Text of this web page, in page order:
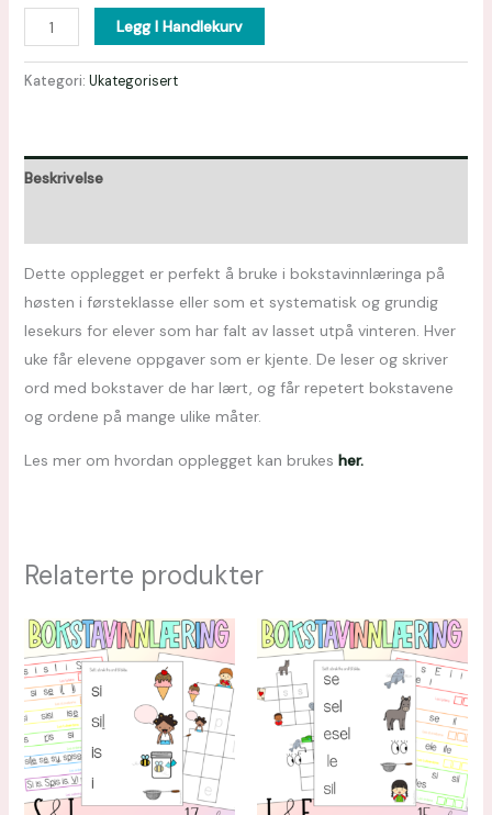
Legg I Handlekurv
Kategori: Ukategorisert
Beskrivelse
Dette opplegget er perfekt å bruke i bokstavinnlæringa på
høsten i førsteklasse eller som et systematisk og grundig
lesekurs for elever som har falt av lasset utpå vinteren. Hver
uke får elevene oppgaver som er kjente. De leser og skriver
ord med bokstaver de har lært, og får repetert bokstavene
og ordene på mange ulike måter.
Les mer om hvordan opplegget kan brukes her.
Relaterte produkter